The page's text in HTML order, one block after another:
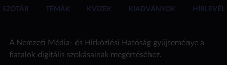
SZÓTÁR TÉMÁK KVÍZEK KIADVÁNYOK HÍRLEVÉL
A Nemzeti Média- és Hírközlési Hatóság gyűjteménye a
fiatalok digitális szokásainak megértéséhez.